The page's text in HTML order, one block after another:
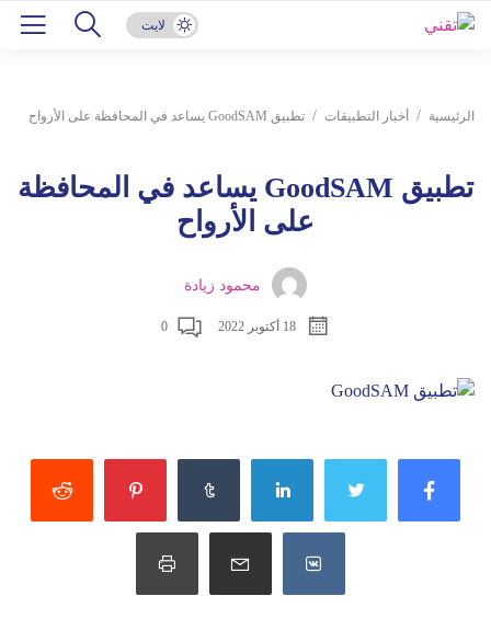
لايت
الرئيسية أخبار التطبيقات تطبيق GoodSAM يساعد في المحافظة على الأرواح
تطبيق GoodSAM يساعد في المحافظة
على الأرواح
محمود زيادة
18 أكتوبر 2022 0